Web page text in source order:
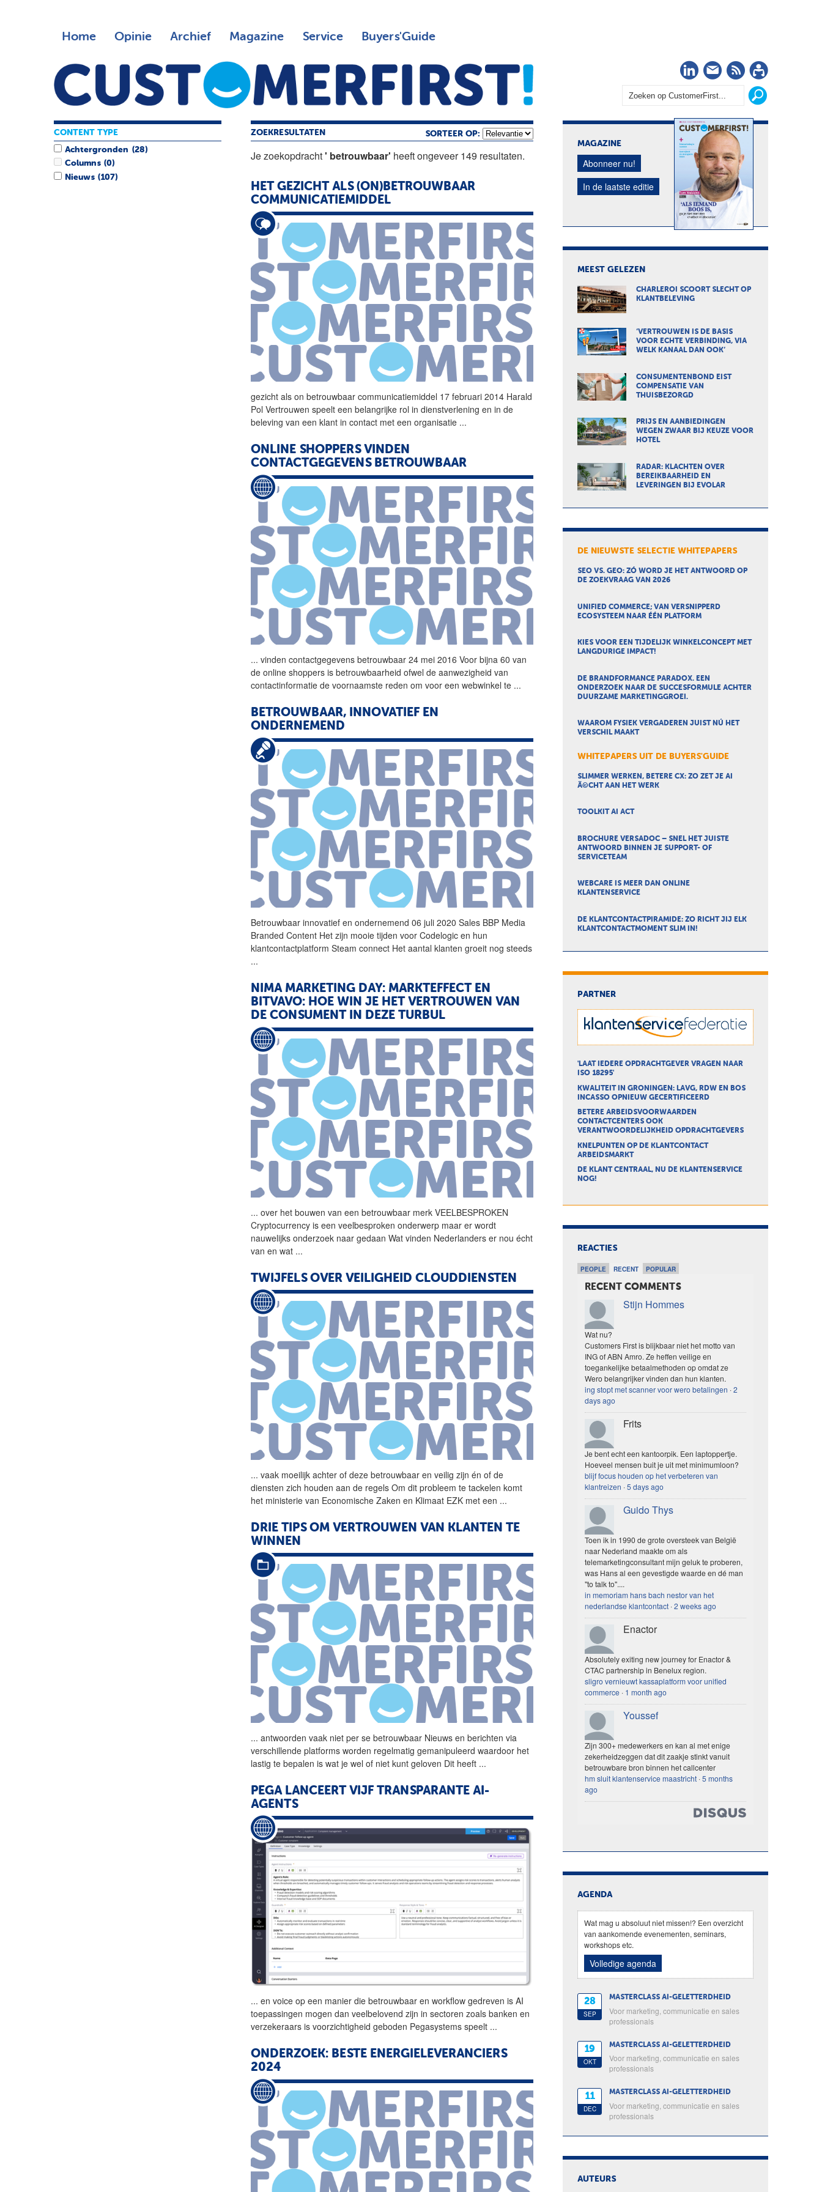
Home Opinie Archief Magazine Service Buyers'Guide
LinkedIn
Nieuwsbrief
RSS
ZOEKRESULTATEN SORTEER OP:
Je zoekopdracht' betrouwbaar' heeft ongeveer 149 resultaten.
HET GEZICHT ALS (ON)BETROUWBAAR
COMMUNICATIEMIDDEL
gezicht als onbetrouwbaar communicatiemiddel 17 februari 2014 Harald
Pol Vertrouwen speelt een belangrijke rol in dienstverlening en in de
beleving van een klant in contact met een organisatie ...
ONLINE SHOPPERS VINDEN
CONTACTGEGEVENS BETROUWBAAR
... vinden contactgegevensbetrouwbaar 24 mei 2016 Voor bijna 60 van
de online shoppers is betrouwbaarheid ofwel de aanwezigheid van
contactinformatie de voornaamste reden om voor een webwinkel te ...
BETROUWBAAR, INNOVATIEF EN
ONDERNEMEND
Betrouwbaar innovatief en ondernemend 06 juli 2020 Sales BBP Media
Branded Content Het zijn mooie tijden voor Codelogic en hun
klantcontactplatform Steam connect Het aantal klanten groeit nog steeds
...
NIMA MARKETING DAY: MARKTEFFECT EN
BITVAVO: HOE WIN JE HET VERTROUWEN VAN
DE CONSUMENT IN DEZE TURBUL
... over het bouwen van eenbetrouwbaar merk VEELBESPROKEN
Cryptocurrency is een veelbesproken onderwerp maar er wordt
nauwelijks onderzoek naar gedaan Wat vinden Nederlanders er nou écht
van en wat ...
TWIJFELS OVER VEILIGHEID CLOUDDIENSTEN
... vaak moeilijk achter of dezebetrouwbaar en veilig zijn én of de
diensten zich houden aan de regels Om dit probleem te tackelen komt
het ministerie van Economische Zaken en Klimaat EZK met een ...
DRIE TIPS OM VERTROUWEN VAN KLANTEN TE
WINNEN
... antwoorden vaak niet per sebetrouwbaar Nieuws en berichten via
verschillende platforms worden regelmatig gemanipuleerd waardoor het
lastig te bepalen is wat je wel of niet kunt geloven Dit heeft ...
PEGA LANCEERT VIJF TRANSPARANTE AI-
AGENTS
... en voice op een manier diebetrouwbaar en workflow gedreven is AI
toepassingen mogen dan veelbelovend zijn in sectoren zoals banken en
verzekeraars is voorzichtigheid geboden Pegasystems speelt ...
ONDERZOEK: BESTE ENERGIELEVERANCIERS
2024
CONTENT TYPE
Achtergronden (28)
Columns (0)
Nieuws (107)
MAGAZINE
Abonneer nu!
In de laatste editie
MEEST GELEZEN
CHARLEROI SCOORT SLECHT OP
KLANTBELEVING
‘VERTROUWEN IS DE BASIS
VOOR ECHTE VERBINDING, VIA
WELK KANAAL DAN OOK’
CONSUMENTENBOND EIST
COMPENSATIE VAN
THUISBEZORGD
PRIJS EN AANBIEDINGEN
WEGEN ZWAAR BIJ KEUZE VOOR
HOTEL
RADAR: KLACHTEN OVER
BEREIKBAARHEID EN
LEVERINGEN BIJ EVOLAR
DE NIEUWSTE SELECTIE WHITEPAPERS
SEO VS. GEO: ZÓ WORD JE HET ANTWOORD OP
DE ZOEKVRAAG VAN 2026
UNIFIED COMMERCE; VAN VERSNIPPERD
ECOSYSTEEM NAAR ÉÉN PLATFORM
KIES VOOR EEN TIJDELIJK WINKELCONCEPT MET
LANGDURIGE IMPACT!
DE BRANDFORMANCE PARADOX. EEN
ONDERZOEK NAAR DE SUCCESFORMULE ACHTER
DUURZAME MARKETINGGROEI.
WAAROM FYSIEK VERGADEREN JUIST NÚ HET
VERSCHIL MAAKT
WHITEPAPERS UIT DE BUYERS'GUIDE
SLIMMER WERKEN, BETERE CX: ZO ZET JE AI
Ã©CHT AAN HET WERK
TOOLKIT AI ACT
BROCHURE VERSADOC – SNEL HET JUISTE
ANTWOORD BINNEN JE SUPPORT- OF
SERVICETEAM
WEBCARE IS MEER DAN ONLINE
KLANTENSERVICE
DE KLANTCONTACTPIRAMIDE: ZO RICHT JIJ ELK
KLANTCONTACTMOMENT SLIM IN!
PARTNER
'LAAT IEDERE OPDRACHTGEVER VRAGEN NAAR
ISO 18295'
KWALITEIT IN GRONINGEN: LAVG, RDW EN BOS
INCASSO OPNIEUW GECERTIFICEERD
BETERE ARBEIDSVOORWAARDEN
CONTACTCENTERS OOK
VERANTWOORDELIJKHEID OPDRACHTGEVERS
KNELPUNTEN OP DE KLANTCONTACT
ARBEIDSMARKT
DE KLANT CENTRAAL, NU DE KLANTENSERVICE
NOG!
REACTIES
PEOPLE RECENT POPULAR
RECENT COMMENTS
Stijn Hommes
Wat nu?
Customers First is blijkbaar niet het motto van
ING of ABN Amro. Ze heffen veilige en
toegankelijke betaalmethoden op omdat ze
Wero belangrijker vinden dan hun klanten.
ing stopt met scanner voor wero betalingen ·2
days ago
Frits
Je bent echt een kantoorpik. Een laptoppertje.
Hoeveel mensen buit je uit met minimumloon?
blijf focus houden op het verbeteren van
klantreizen ·5 days ago
Guido Thys
Toen ik in 1990 de grote oversteek van België
naar Nederland maakte om als
telemarketingconsultant mijn geluk te proberen,
was Hans al een gevestigde waarde en dé man
"to talk to"....
in memoriam hans bach nestor van het
nederlandse klantcontact ·2 weeks ago
Enactor
Absolutely exiting new journey for Enactor &
CTAC partnership in Benelux region.
sligro vernieuwt kassaplatform voor unified
commerce · 1 month ago
Youssef
Zijn 300+ medewerkers en kan al met enige
zekerheidzeggen dat dit zaakje stinkt vanuit
betrouwbare bron binnen het callcenter
hm sluit klantenservice maastricht ·5 months
ago
AGENDA
Wat mag u absoluut niet missen!? Een overzicht
van aankomende evenementen, seminars,
workshops etc.
Volledige agenda
28
SEP
MASTERCLASS AI-GELETTERDHEID
Voor marketing, communicatie en sales
professionals
19
OKT
MASTERCLASS AI-GELETTERDHEID
Voor marketing, communicatie en sales
professionals
11
DEC
MASTERCLASS AI-GELETTERDHEID
Voor marketing, communicatie en sales
professionals
AUTEURS